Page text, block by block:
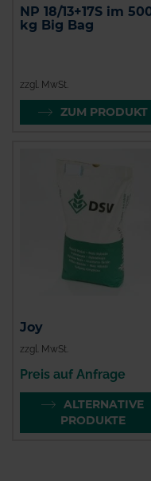
NP 18/13+17S im
kg Big Bag
zzgl. MwSt.
ZUM PRODUKT
Joy
zzgl. MwSt.
Preis auf Anfrage
ALTERNATIVE
PRODUKTE